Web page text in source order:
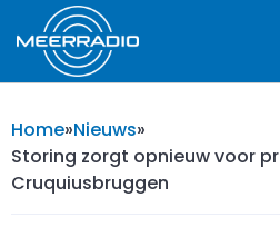
Home»Nieuws»
Storing zorgt opnieuw voor
Cruquiusbruggen